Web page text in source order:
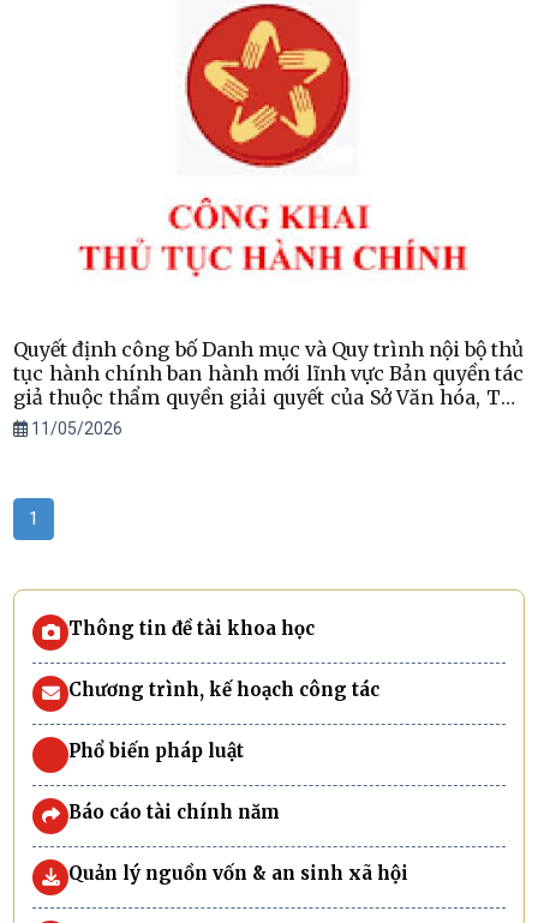
Quyết định công bố Danh mục và Quy trình nội bộ thủ
tục hành chính ban hành mới lĩnh vực Bản quyền tác
giả thuộc thẩm quyền giải quyết của Sở Văn hóa, Thể
thao và Du lịch tỉnh Hà Tĩnh
11/05/2026
1
Thông tin đề tài khoa học
Chương trình, kế hoạch công tác
Phổ biến pháp luật
Báo cáo tài chính năm
Quản lý nguồn vốn & an sinh xã hội